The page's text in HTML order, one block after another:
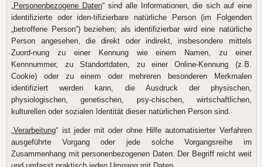
„Personenbezogene Daten“ sind alle Informationen, die sich auf eine
identifizierte oder iden-tifizierbare natürliche Person (im Folgenden
„betroffene Person“) beziehen; als identifizierbar wird eine natürliche
Person angesehen, die direkt oder indirekt, insbesondere mittels
Zuord-nung zu einer Kennung wie einem Namen, zu einer
Kennnummer, zu Standortdaten, zu einer Online-Kennung (z.B.
Cookie) oder zu einem oder mehreren besonderen Merkmalen
identifiziert werden kann, die Ausdruck der physischen,
physiologischen, genetischen, psy-chischen, wirtschaftlichen,
kulturellen oder sozialen Identität dieser natürlichen Person sind.
„Verarbeitung“ ist jeder mit oder ohne Hilfe automatisierter Verfahren
ausgeführte Vorgang oder jede solche Vorgangsreihe im
Zusammenhang mit personenbezogenen Daten. Der Begriff reicht weit